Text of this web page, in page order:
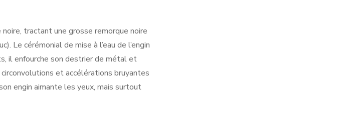
tractant une grosse remorque noire
Le cérémonial de mise à l’eau de l’engin
il enfourche son destrier de métal et
et accélérations bruyantes
engin aimante les yeux, mais surtout